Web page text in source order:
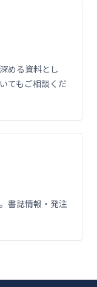
める資料とし
てもご相談くだ
書誌情報・発注